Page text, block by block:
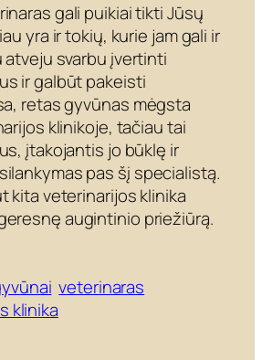
gali puikiai tikti Jūsų
yra ir tokių, kurie jam gali ir
atveju svarbu įvertinti
ir galbūt pakeisti
retas gyvūnas mėgsta
klinikoje, tačiau tai
įtakojantis jo būklę ir
pas šį specialistą.
kita veterinarijos klinika
augintinio priežiūrą.
veterinaras
klinika